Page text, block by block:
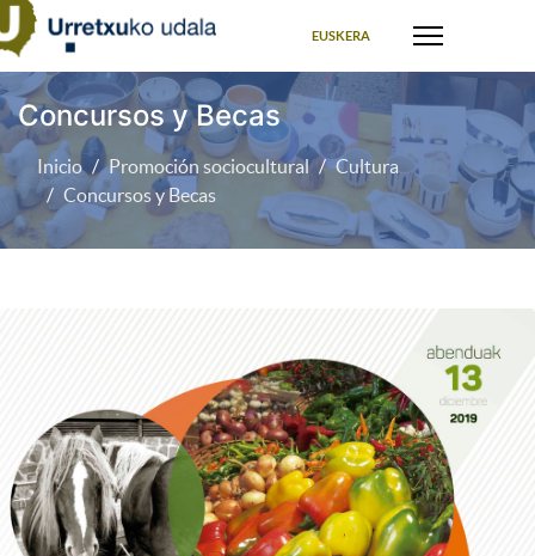
EUSKERA
Concursos y Becas
Inicio Promoción sociocultural
Cultura
Concursos y Becas